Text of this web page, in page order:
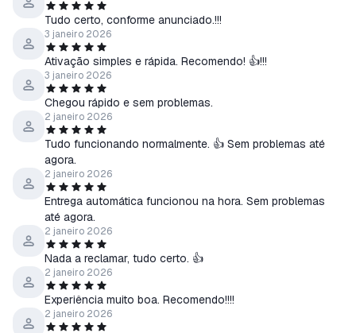
Tudo certo, conforme anunciado.!!!
3 janeiro 2026
Ativação simples e rápida. Recomendo! 👍!!!
3 janeiro 2026
Chegou rápido e sem problemas.
2 janeiro 2026
Tudo funcionando normalmente. 👍 Sem problemas até
agora.
2 janeiro 2026
Entrega automática funcionou na hora. Sem problemas
até agora.
2 janeiro 2026
Nada a reclamar, tudo certo. 👍
2 janeiro 2026
Experiência muito boa. Recomendo!!!!
2 janeiro 2026